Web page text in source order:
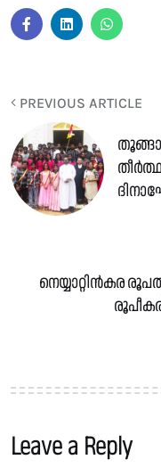
PREVIOUS ARTICLE
നെയ്യാറ്റിൻകര
Leave a Reply